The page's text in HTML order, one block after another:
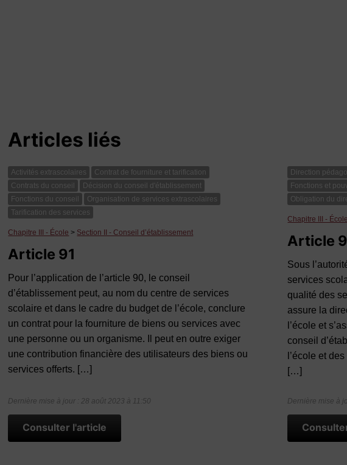
Articles liés
Activités extrascolaires
Contrat de fourniture et tarification
Contrats du conseil
Décision du conseil d'établissement
Fonctions du conseil
Organisation de services extrascolaires
Tarification des services
Chapitre III - École > Section II - Conseil d’établissement
Article 91
Pour l’application de l’article 90, le conseil
d’établissement peut, au nom du centre de services
scolaire et dans le cadre du budget de l’école, conclure
un contrat pour la fourniture de biens ou services avec
une personne ou un organisme. Il peut en outre exiger
une contribution financière des utilisateurs des biens ou
services offerts. […]
Dernière mise à jour : 28 août 2023 à 11:50
Consulter l'article
Direction
Fonctions et
Obligation du
Chapitre III - École
Article
Sous
services
qualité des
assure la
l’école et
conseil
l’école et
[…]
Dernière mise à